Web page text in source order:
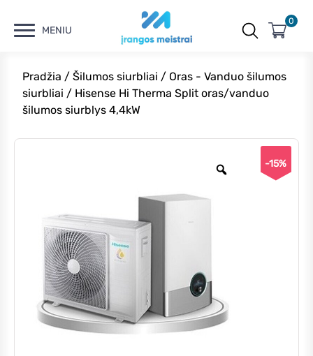
MENIU
0
Pradžia / Šilumos siurbliai / Oras - Vanduo šilumos
siurbliai / Hisense Hi Therma Split oras/vanduo
šilumos siurblys 4,4kW
-15%